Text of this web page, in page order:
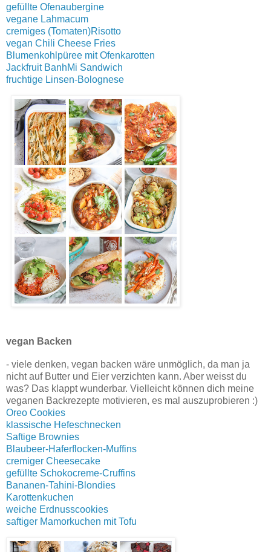
gefüllte Ofenaubergine
vegane Lahmacum
cremiges (Tomaten)Risotto
vegan Chili Cheese Fries
Blumenkohlpüree mit Ofenkarotten
Jackfruit BanhMi Sandwich
fruchtige Linsen-Bolognese
vegan Backen
- viele denken, vegan backen wäre unmöglich, da man ja
nicht auf Butter und Eier verzichten kann. Aber weisst du
was? Das klappt wunderbar. Vielleicht können dich meine
veganen Backrezepte motivieren, es mal auszuprobieren :)
Oreo Cookies
klassische Hefeschnecken
Saftige Brownies
Blaubeer-Haferflocken-Muffins
cremiger Cheesecake
gefüllte Schokocreme-Cruffins
Bananen-Tahini-Blondies
Karottenkuchen
weiche Erdnusscookies
saftiger Mamorkuchen mit Tofu